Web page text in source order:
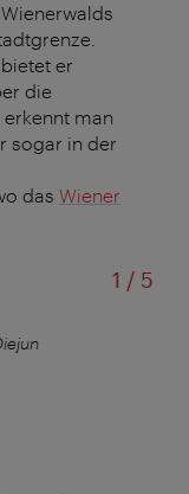
bietet er
die
man
sogar in der
das Wiener
1 /von
5